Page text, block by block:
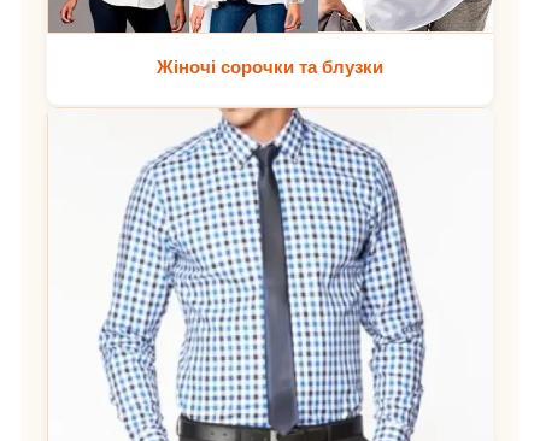
Жіночі сорочки та блузки